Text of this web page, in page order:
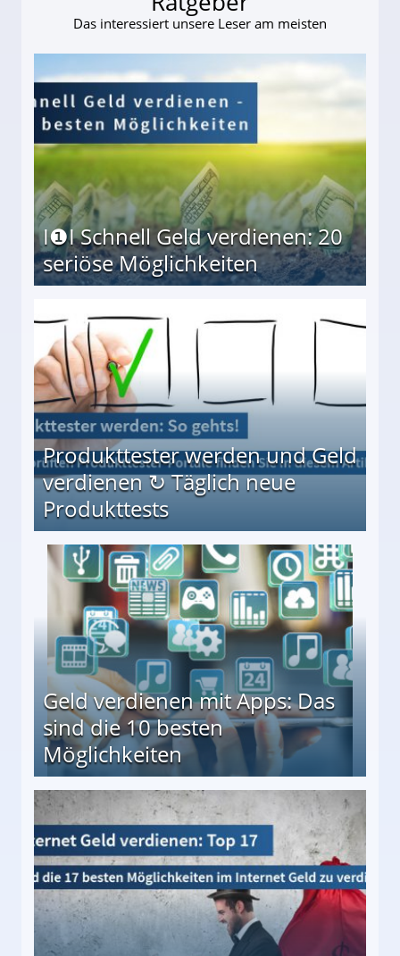
Das interessiert unsere Leser am meisten
I❶I Schnell Geld verdienen: 20
seriöse Möglichkeiten
Produkttester werden und Geld
verdienen ↻ Täglich neue
Produkttests
↻ Täglich neue Produkttests
Geld verdienen mit Apps: Das
sind die 10 besten
Möglichkeiten
besten Möglichkeiten